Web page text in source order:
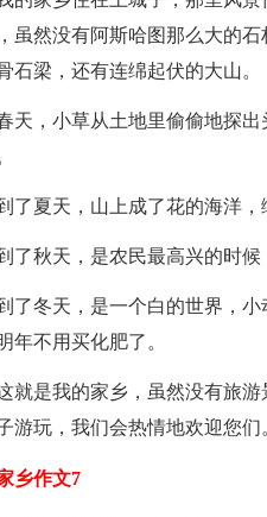
虽然没有阿斯哈图那么大的
石梁，还有连绵起伏的大山。
，小草从土地里偷偷地探出
夏天，山上成了花的海洋，
秋天，是农民最高兴的时候
冬天，是一个白的世界，小
年不用买化肥了。
是我的家乡，虽然没有旅游
游玩，我们会热情地欢迎您们
乡作文7